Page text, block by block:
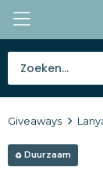
Tassen
Caps en
Giveaways
Duurzaam